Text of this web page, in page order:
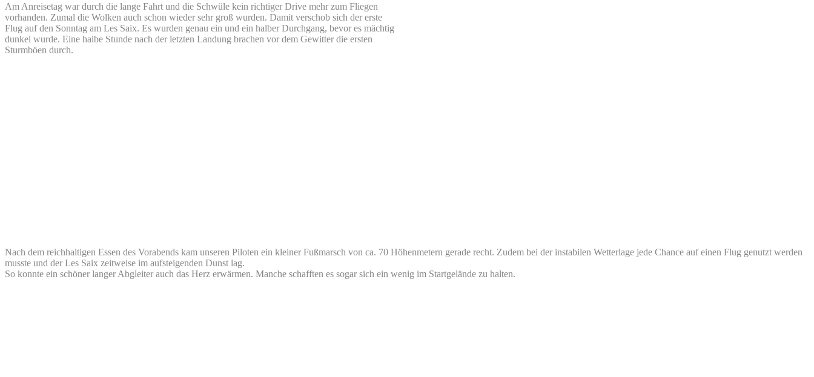
Am Anreisetag war durch die lange Fahrt und die Schwüle kein richtiger Drive mehr zum Fliegen
vorhanden. Zumal die Wolken auch schon wieder sehr groß wurden. Damit verschob sich der erste
Flug auf den Sonntag am Les Saix. Es wurden genau ein und ein halber Durchgang, bevor es mächtig
dunkel wurde. Eine halbe Stunde nach der letzten Landung brachen vor dem Gewitter die ersten
Sturmböen durch.
Nach dem reichhaltigen Essen des Vorabends kam unseren Piloten ein kleiner Fußmarsch von ca. 70 Höhenmetern gerade recht. Zudem bei der instabilen Wetterlage jede Chance auf einen Flug genutzt werden
musste und der Les Saix zeitweise im aufsteigenden Dunst lag.
So konnte ein schöner langer Abgleiter auch das Herz erwärmen. Manche schafften es sogar sich ein wenig im Startgelände zu halten.